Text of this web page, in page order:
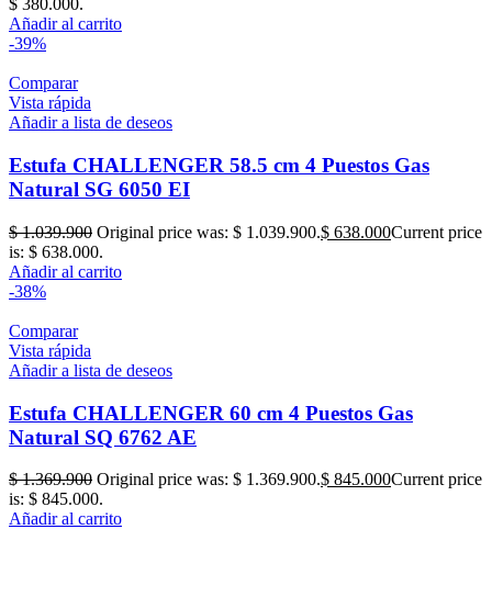
$ 380.000.
Añadir al carrito
-39%
Comparar
Vista rápida
Añadir a lista de deseos
Estufa CHALLENGER 58.5 cm 4 Puestos Gas
Natural SG 6050 EI
$1.039.900 Original price was: $ 1.039.900.$ 638.000Current price
is: $ 638.000.
Añadir al carrito
-38%
Comparar
Vista rápida
Añadir a lista de deseos
Estufa CHALLENGER 60 cm 4 Puestos Gas
Natural SQ 6762 AE
$1.369.900 Original price was: $ 1.369.900.$ 845.000Current price
is: $ 845.000.
Añadir al carrito